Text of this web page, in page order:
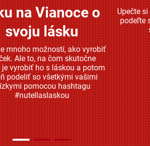
na Vianoce o
svoju lásku
mnoho možností, ako vyrobiť
Ale to, na čom skutočne
je vyrobiť ho s láskou a potom
podeliť so všetkými vašimi
pomocou hashtagu
#nutellaslaskou
Upečte
podeľte